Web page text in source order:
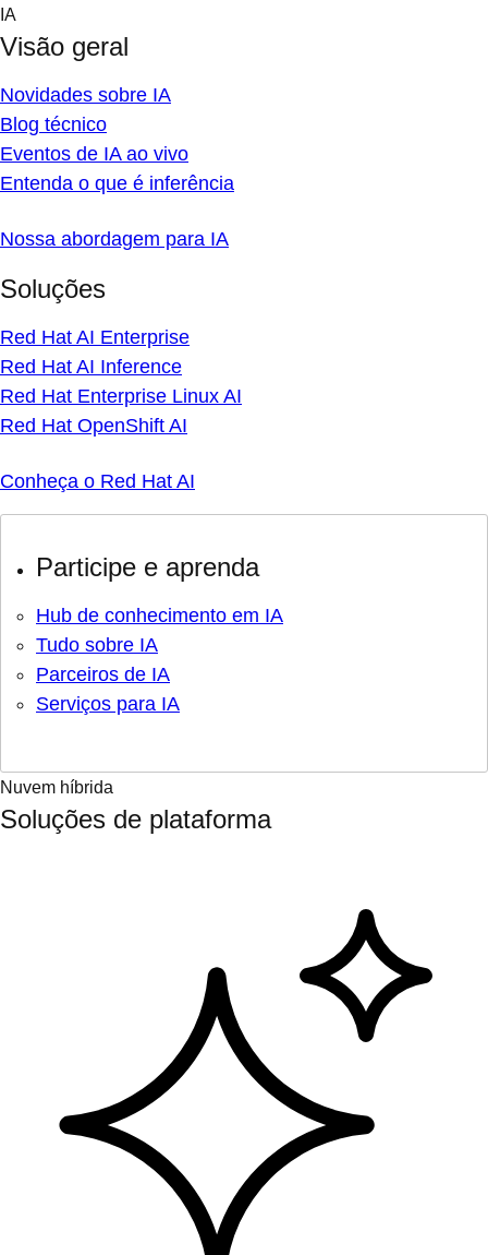
Skip
content
IA
Visão geral
Novidades sobre IA
Blog técnico
Eventos de IA ao vivo
Entenda o que é inferência
Nossa abordagem para IA
Soluções
Red Hat AI Enterprise
Red Hat AI Inference
Red Hat Enterprise Linux AI
Red Hat OpenShift AI
Conheça o Red Hat AI
Participe e aprenda
Hub de conhecimento em IA
Tudo sobre IA
Parceiros de IA
Serviços para IA
Nuvem híbrida
Soluções de plataforma